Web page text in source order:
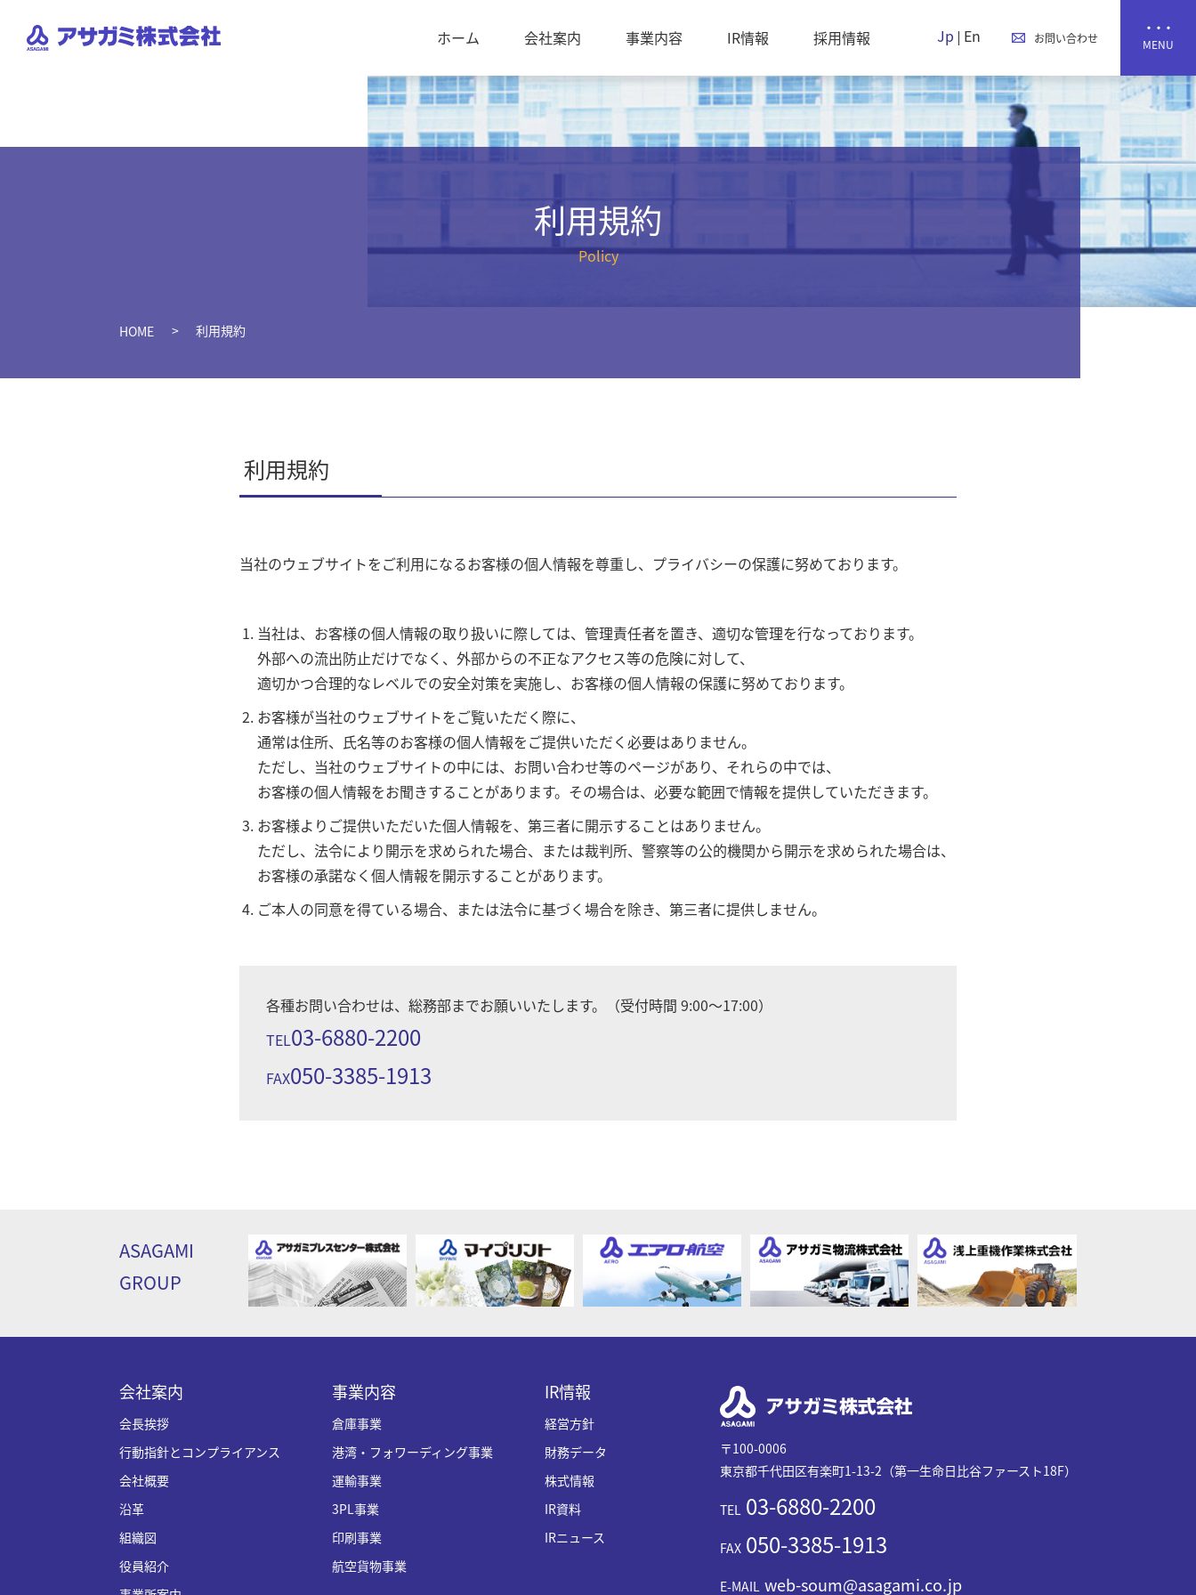
お問い合わせ
Jp En
ホーム 会社案内 事業内容 IR情報 採用情報
利用規約
Policy
HOME 利用規約
利用規約
当社のウェブサイトをご利用になるお客様の個人情報を尊重し、プライバシーの保護に努めております。
当社は、お客様の個人情報の取り扱いに際しては、管理責任者を置き、適切な管理を行なっております。
外部への流出防止だけでなく、外部からの不正なアクセス等の危険に対して、
適切かつ合理的なレベルでの安全対策を実施し、お客様の個人情報の保護に努めております。
お客様が当社のウェブサイトをご覧いただく際に、
通常は住所、氏名等のお客様の個人情報をご提供いただく必要はありません。
ただし、当社のウェブサイトの中には、お問い合わせ等のページがあり、それらの中では、
お客様の個人情報をお聞きすることがあります。その場合は、必要な範囲で情報を提供していただきます。
お客様よりご提供いただいた個人情報を、第三者に開示することはありません。
ただし、法令により開示を求められた場合、または裁判所、警察等の公的機関から開示を求められた場合は、
お客様の承諾なく個人情報を開示することがあります。
ご本人の同意を得ている場合、または法令に基づく場合を除き、第三者に提供しません。
各種お問い合わせは、総務部までお願いいたします。（受付時間 9:00〜17:00）
TEL03-6880-2200
FAX050-3385-1913
ASAGAMI
GROUP
会社案内
会長挨拶
行動指針とコンプライアンス
会社概要
沿革
組織図
役員紹介
事業内容
倉庫事業
港湾・フォワーディング事業
運輸事業
3PL事業
印刷事業
航空貨物事業
IR情報
経営方針
財務データ
株式情報
IR資料
IRニュース
〒100-0006
東京都千代田区有楽町1-13-2（第一生命日比谷ファースト18F）
TEL03-6880-2200
FAX050-3385-1913
E-MAIL web-soum@asagami.co.jp